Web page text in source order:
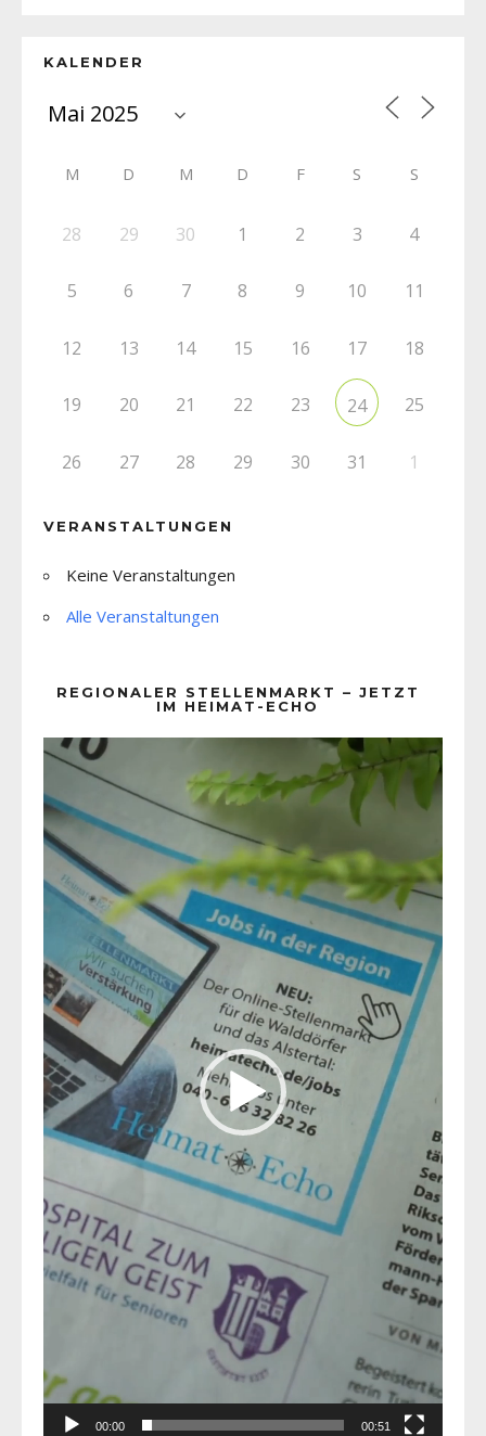
KALENDER
M D M D F S S
28 29 30 1 2 3 4
5 6 7 8 9 10 11
12 13 14 15 16 17 18
19 20 21 22 23 24 25
26 27 28 29 30 31 1
VERANSTALTUNGEN
Keine Veranstaltungen
Alle Veranstaltungen
REGIONALER STELLENMARKT – JETZT
IM HEIMAT-ECHO
Player
00:00 00:51